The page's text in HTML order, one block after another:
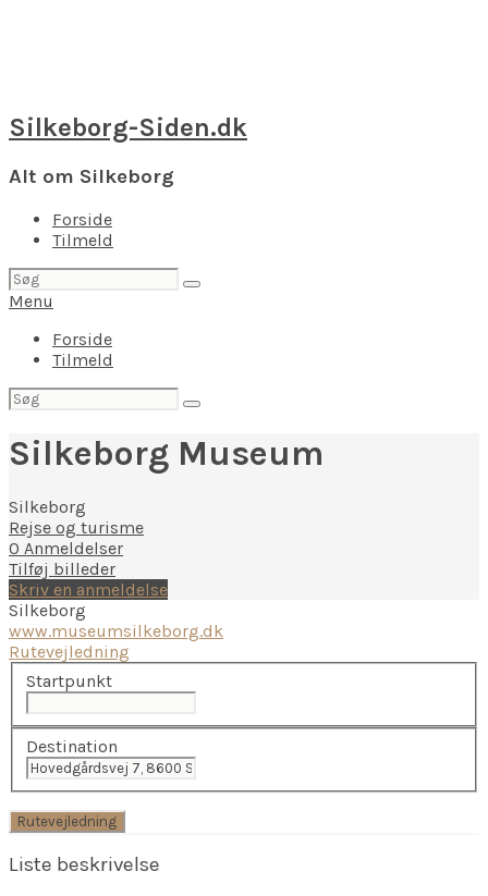
Silkeborg-Siden.dk
Alt om Silkeborg
Forside
Tilmeld
Søg
efter:
Menu
Forside
Tilmeld
Søg
efter:
Silkeborg Museum
Silkeborg
Rejse og turisme
0 Anmeldelser
Tilføj billeder
Skriv en anmeldelse
Silkeborg
www.museumsilkeborg.dk
Rutevejledning
Startpunkt
Destination
Liste beskrivelse